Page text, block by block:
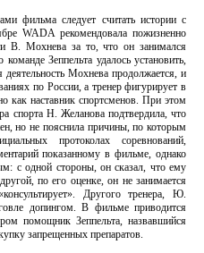
фильма следует считать истории с
WADA рекомендовала пожизненно
В. Мохнева за то, что он занимался
Зеппельта удалось установить,
деятельность Мохнева продолжается, и
по России, а тренер фигурирует в
наставник спортсменов. При этом
спорта Н. Желанова подтвердила, что
но не пояснила причины, по которым
протоколах соревнований,
показанному в фильме, однако
с одной стороны, он сказал, что ему
по его оценке, он не занимается
Другого тренера, Ю.
допингом. В фильме приводится
помощник Зеппельта, назвавшийся
запрещенных препаратов.